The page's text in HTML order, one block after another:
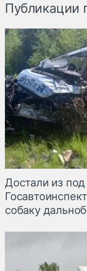
Публикации
Достали из
собаку